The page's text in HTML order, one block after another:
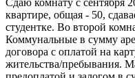
Сдаю комнату c cентября
квартире, общая - 50,
студентке. Во второй
Коммунальные в сумму
договора с оплатой на
жительства/пребывания.